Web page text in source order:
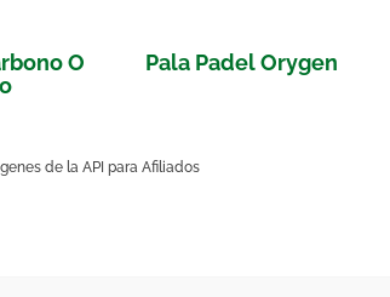
O
Pala Padel Orygen
de la API para Afiliados